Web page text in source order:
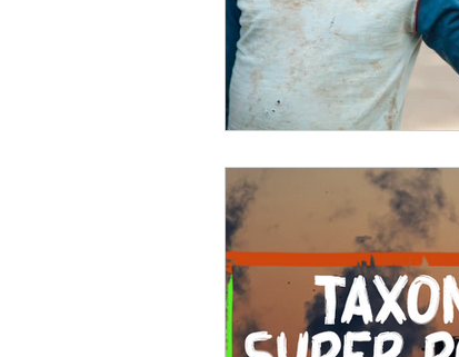
Permaculture
Réseau Environnement